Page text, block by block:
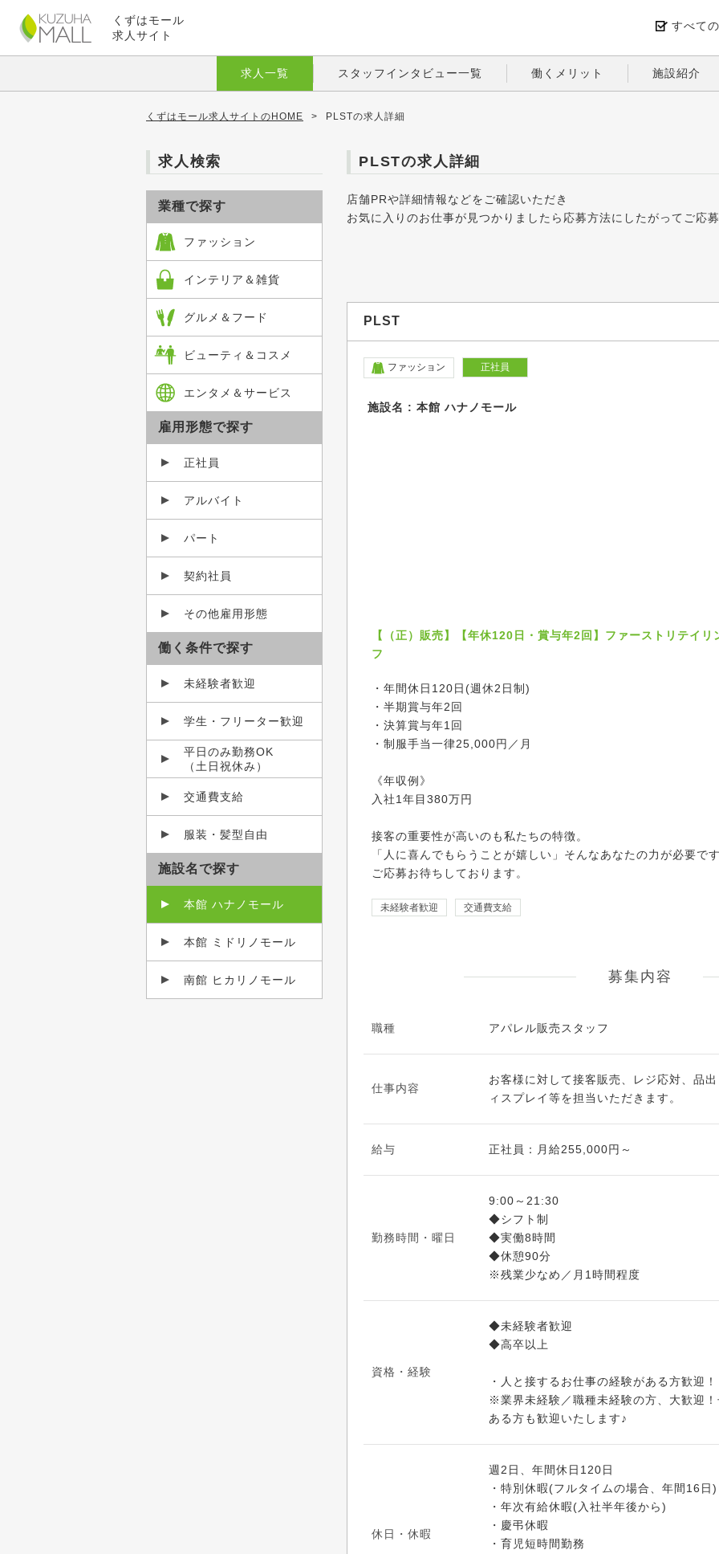
くずはモール
求人サイト
すべて
求人一覧 スタッフインタビュー一覧 働くメリット 施設紹介
くずはモール求人サイトのHOME > PLSTの求人詳細
求人検索
業種で探す
ファッション
インテリア＆雑貨
グルメ＆フード
ビューティ＆コスメ
エンタメ＆サービス
雇用形態で探す
正社員
アルバイト
パート
契約社員
その他雇用形態
働く条件で探す
未経験者歓迎
学生・フリーター歓迎
平日のみ勤務OK
（土日祝休み）
交通費支給
服装・髪型自由
施設名で探す
本館 ハナノモール
本館 ミドリノモール
南館 ヒカリノモール
PLSTの求人詳細
店舗PRや詳細情報などをご確認いただき
お気に入りのお仕事が見つかりましたら応募方法にしたがってご応
PLST
ファッション 正社員
施設名 : 本館 ハナノモール
【（正）販売】【年休120日・賞与年2回】ファーストリテイ
フ
・年間休日120日(週休2日制)
・半期賞与年2回
・決算賞与年1回
・制服手当一律25,000円／月
《年収例》
入社1年目380万円
接客の重要性が高いのも私たちの特徴。
「人に喜んでもらうことが嬉しい」そんなあなたの力が必要で
ご応募お待ちしております。
未経験者歓迎 交通費支給
募集内容
職種 アパレル販売スタッフ
仕事内容
お客様に対して接客販売、レジ応対、品
ィスプレイ等を担当いただきます。
給与 正社員：月給255,000円～
勤務時間・曜日
9:00～21:30
◆シフト制
◆実働8時間
◆休憩90分
※残業少なめ／月1時間程度
資格・経験
◆未経験者歓迎
◆高卒以上
・人と接するお仕事の経験がある方歓迎！
※業界未経験／職種未経験の方、大歓迎
ある方も歓迎いたします♪
休日・休暇
週2日、年間休日120日
・特別休暇(フルタイムの場合、年間16日)
・年次有給休暇(入社半年後から)
・慶弔休暇
・育児短時間勤務